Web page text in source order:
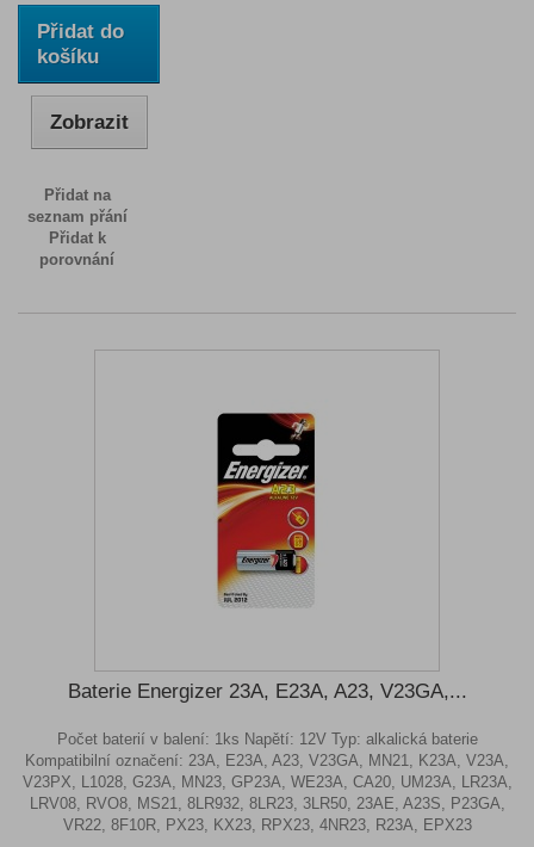
Přidat do
košíku
Zobrazit
Přidat na
seznam přání
Přidat k
porovnání
Baterie Energizer 23A, E23A, A23, V23GA,...
Počet baterií v balení: 1ks Napětí: 12V Typ: alkalická baterie
Kompatibilní označení: 23A, E23A, A23, V23GA, MN21, K23A, V23A,
V23PX, L1028, G23A, MN23, GP23A, WE23A, CA20, UM23A, LR23A,
LRV08, RVO8, MS21, 8LR932, 8LR23, 3LR50, 23AE, A23S, P23GA,
VR22, 8F10R, PX23, KX23, RPX23, 4NR23, R23A, EPX23